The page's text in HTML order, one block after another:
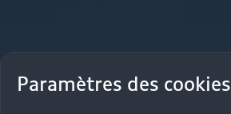
Paramètres des cookies